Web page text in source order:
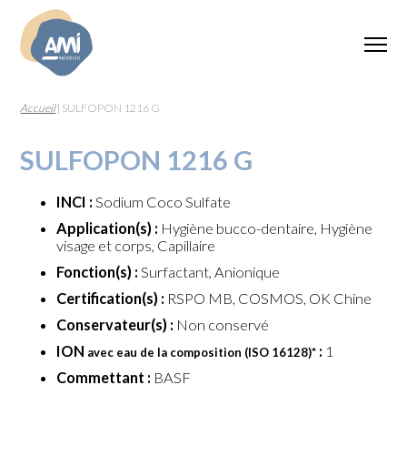
Accueil| SULFOPON 1216 G
SULFOPON 1216 G
INCI : Sodium Coco Sulfate
Application(s) : Hygiène bucco-dentaire, Hygiène
visage et corps, Capillaire
Fonction(s) : Surfactant, Anionique
Certification(s) : RSPO MB, COSMOS, OK Chine
Conservateur(s) : Non conservé
ION avec eau de la composition (ISO 16128)* : 1
Commettant : BASF